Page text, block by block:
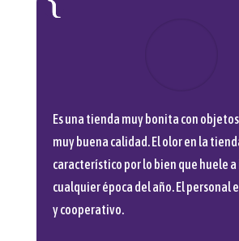
Es una tienda muy bonita con
muy buena calidad. El olor en la
característico por lo bien que huele a
cualquier época del año. El personal
y cooperativo.